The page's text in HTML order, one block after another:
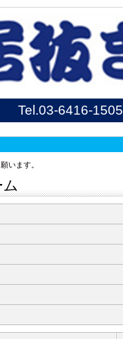
Tel.03-6416-1505
います。